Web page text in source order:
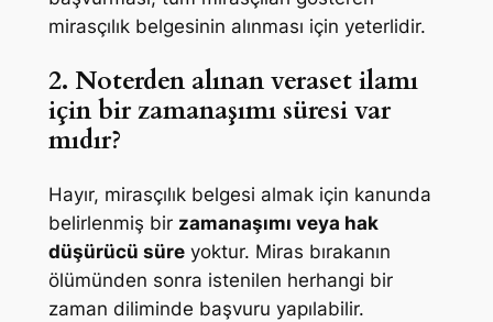
mirasçılık belgesinin alınması için yeterlidir.
2. Noterden alınan veraset ilamı
için bir zamanaşımı süresi var
mıdır?
Hayır, mirasçılık belgesi almak için kanunda
belirlenmiş bir zamanaşımı veya hak
düşürücü süreyoktur. Miras bırakanın
ölümünden sonra istenilen herhangi bir
zaman diliminde başvuru yapılabilir.